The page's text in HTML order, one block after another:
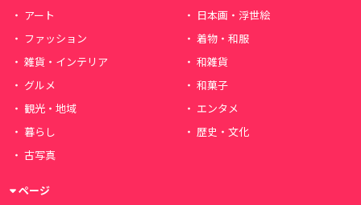
アート
日本画・浮世絵
ファッション
着物・和服
雑貨・インテリア
和雑貨
グルメ
和菓子
観光・地域
エンタメ
暮らし
歴史・文化
古写真
ページ